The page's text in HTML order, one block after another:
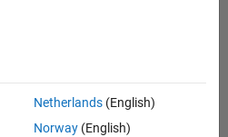
Netherlands(English)
Norway(English)